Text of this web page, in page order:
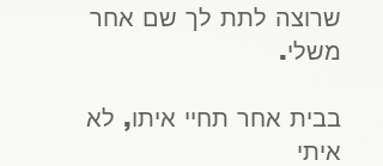
שרוצה לתת לך שם אחר
משלי.
בבית אחר תחיי איתו, לא
איתי